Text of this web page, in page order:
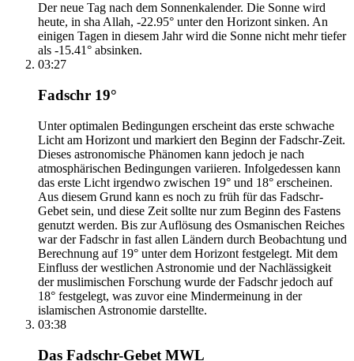
Der neue Tag nach dem Sonnenkalender. Die Sonne wird
heute, in sha Allah, -22.95° unter den Horizont sinken. An
einigen Tagen in diesem Jahr wird die Sonne nicht mehr tiefer
als -15.41° absinken.
03:27
Fadschr 19°
Unter optimalen Bedingungen erscheint das erste schwache
Licht am Horizont und markiert den Beginn der Fadschr-Zeit.
Dieses astronomische Phänomen kann jedoch je nach
atmosphärischen Bedingungen variieren. Infolgedessen kann
das erste Licht irgendwo zwischen 19° und 18° erscheinen.
Aus diesem Grund kann es noch zu früh für das Fadschr-
Gebet sein, und diese Zeit sollte nur zum Beginn des Fastens
genutzt werden. Bis zur Auflösung des Osmanischen Reiches
war der Fadschr in fast allen Ländern durch Beobachtung und
Berechnung auf 19° unter dem Horizont festgelegt. Mit dem
Einfluss der westlichen Astronomie und der Nachlässigkeit
der muslimischen Forschung wurde der Fadschr jedoch auf
18° festgelegt, was zuvor eine Mindermeinung in der
islamischen Astronomie darstellte.
03:38
Das Fadschr-Gebet MWL